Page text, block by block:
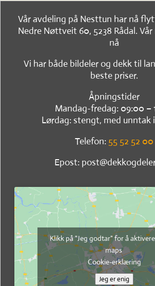
Vår avdeling på Nesttun har nå
Nedre Nøttveit 60, 5238 Rådal. Vår
nå
Vi har både bildeler og dekk til
beste priser.
Åpningstider
Mandag-fredag: 09:00 –
Lørdag: stengt, med unntak
Telefon: 55 52 52 00
Epost:
Klikk på "Jeg godtar" for å
maps
Cookie-erklæring
Jeg er enig